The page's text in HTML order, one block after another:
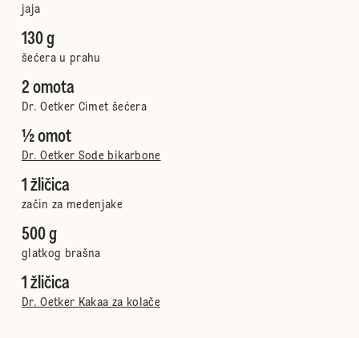
jaja
130 g
šećera u prahu
2 omota
Dr. Oetker Cimet šećera
½ omot
Dr. Oetker Sode bikarbone
1 žličica
začin za medenjake
500 g
glatkog brašna
1 žličica
Dr. Oetker Kakaa za kolače